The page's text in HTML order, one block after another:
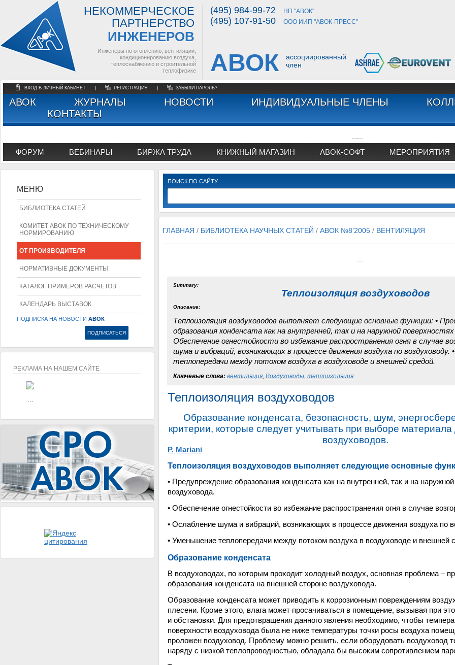
НЕКОММЕРЧЕСКОЕ
ПАРТНЕРСТВО
ИНЖЕНЕРОВ
Инженеры по отоплению, вентиляции,
кондиционированию воздуха,
теплоснабжению и строительной
теплофизике
(495) 984-99-72 НП "АВОК"
(495) 107-91-50 ООО ИИП "АВОК-ПРЕСС"
АВОК
ассоциированный
член
ВХОД В ЛИЧНЫЙ КАБИНЕТ РЕГИСТРАЦИЯ ЗАБЫЛИ ПАРОЛЬ?
АВОК ЖУРНАЛЫ НОВОСТИ ИНДИВИДУАЛЬНЫЕ ЧЛЕНЫ
КОНТАКТЫ
ФОРУМ ВЕБИНАРЫ БИРЖА ТРУДА КНИЖНЫЙ МАГАЗИН АВОК-СОФТ МЕРОПРИЯТИЯ
ПОИСК ПО САЙТУ
ГЛАВНАЯ / БИБЛИОТЕКА НАУЧНЫХ СТАТЕЙ / АВОК №8'2005 / ВЕНТИЛЯЦИЯ
Summary:
Теплоизоляция воздуховодов
Описание:
Теплоизоляция воздуховодов выполняет следующие основные функции: •
образования конденсата как на внутренней, так и на наружной поверхностях
Обеспечение огнестойкости во избежание распространения огня в случае
шума и вибраций, возникающих в процессе движения воздуха по воздуховоду.
теплопередачи между потоком воздуха в воздуховоде и внешней средой.
Ключевые слова: вентиляция, Воздуховоды, теплоизоляция
Теплоизоляция воздуховодов
Образование конденсата, безопасность, шум,
критерии, которые следует учитывать при выборе
воздуховодов.
P. Mariani
Теплоизоляция воздуховодов выполняет следующие основные
• Предупреждение образования конденсата как на внутренней, так и на
воздуховода.
• Обеспечение огнестойкости во избежание распространения огня в случае
• Ослабление шума и вибраций, возникающих в процессе движения воздуха по
• Уменьшение теплопередачи между потоком воздуха в воздуховоде и внешней
Образование конденсата
В воздуховодах, по которым проходит холодный воздух, основная проблема –
образования конденсата на внешней стороне воздуховода.
Образование конденсата может приводить к коррозионным повреждениям
плесени. Кроме этого, влага может просачиваться в помещение, вызывая при
и обстановки. Для предотвращения данного явления необходимо, чтобы
поверхности воздуховода была не ниже температуры точки росы воздуха
проложен воздуховод. Проблему можно решить, если оборудовать воздуховод
наряду с низкой теплопроводностью, обладала бы высоким сопротивлением
МЕНЮ
БИБЛИОТЕКА СТАТЕЙ
КОМИТЕТ АВОК ПО ТЕХНИЧЕСКОМУ
НОРМИРОВАНИЮ
ОТ ПРОИЗВОДИТЕЛЯ
НОРМАТИВНЫЕ ДОКУМЕНТЫ
КАТАЛОГ ПРИМЕРОВ РАСЧЕТОВ
КАЛЕНДАРЬ ВЫСТАВОК
ПОДПИСКА НА НОВОСТИ АВОК
РЕКЛАМА НА НАШЕМ САЙТЕ
...